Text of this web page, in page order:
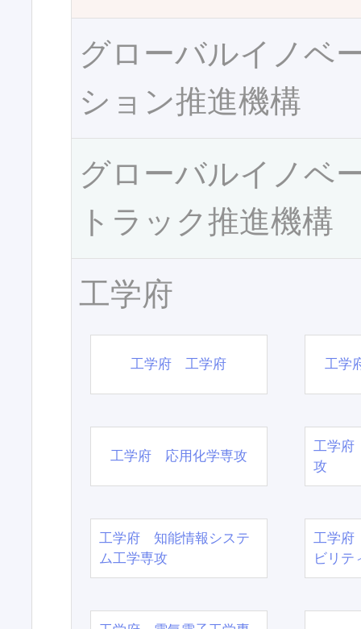
グローバルイノベ
ション推進機構
グローバルイノベ
トラック推進機構
工学府
工学府 工学府 工学
工学府 応用化学専攻
工学府
攻
工学府 知能情報システ
ム工学専攻
工学府
ビリテ